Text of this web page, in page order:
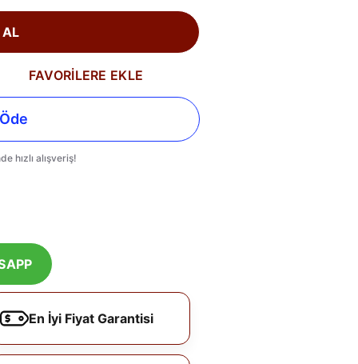
AL
FAVORİLERE EKLE
En İyi Fiyat Garantisi